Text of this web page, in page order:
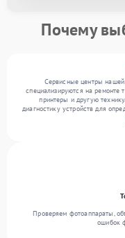
Почему
Сервисные центры
специализируются на ремонте
принтеры и другую
диагностику устройств для
перечень необходимых
деталей по необходимости.
Проверяем фотоаппараты,
ошибок